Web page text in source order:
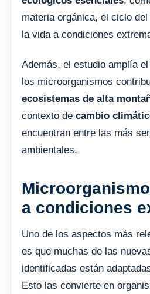
materia orgánica, el ciclo
la vida a condiciones
Además, el estudio amplía
los microorganismos
ecosistemas de alta
contexto de cambio
encuentran entre las más
ambientales.
a condiciones
Uno de los aspectos más
es que muchas de las
identificadas están
Esto las convierte en